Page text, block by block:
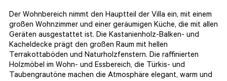
Der Wohnbereich nimmt den Hauptteil der Villa ein, mit einem
großen Wohnzimmer und einer geräumigen Küche, die mit allen
Geräten ausgestattet ist. Die Kastanienholz-Balken- und
Kacheldecke prägt den großen Raum mit hellen
Terrakottaböden und Naturholzfenstern. Die raffinierten
Holzmöbel im Wohn- und Essbereich, die Türkis- und
Taubengrautöne machen die Atmosphäre elegant, warm und